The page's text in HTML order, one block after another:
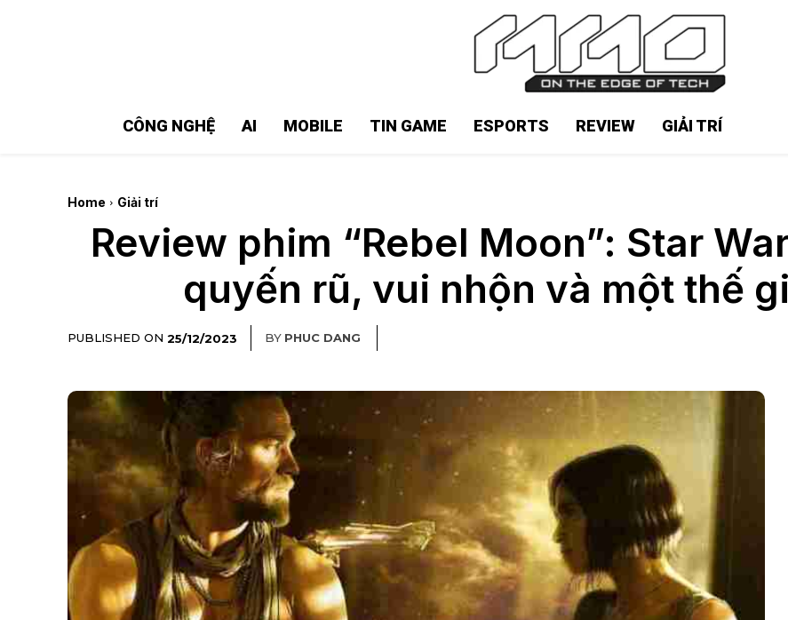
CÔNG NGHỆ AI MOBILE TIN GAME ESPORTS REVIEW GIẢI TRÍ
Home Giải trí
Review phim “Rebel Moon”: Star
quyến rũ, vui nhộn và một thế
PUBLISHED ON 25/12/2023 BY PHUC DANG